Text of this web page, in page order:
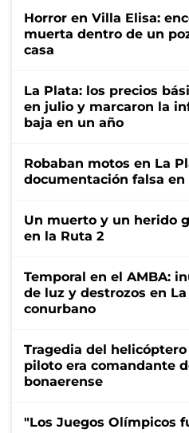
Horror en Villa Elisa:
muerta dentro de un
casa
La Plata: los precios
en julio y marcaron la
baja en un año
Robaban motos en La
documentación falsa en
Un muerto y un herido
en la Ruta 2
Temporal en el AMBA:
de luz y destrozos en
conurbano
Tragedia del helicóptero
piloto era comandante
bonaerense
"Los Juegos Olímpicos